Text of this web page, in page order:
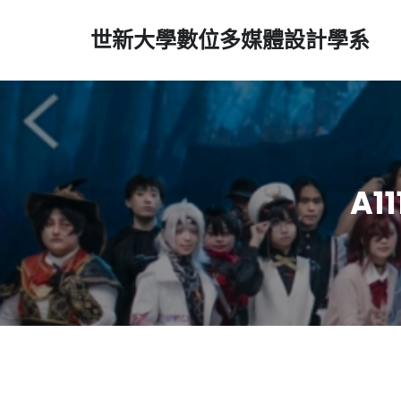
世新大學數位多媒體設計學系